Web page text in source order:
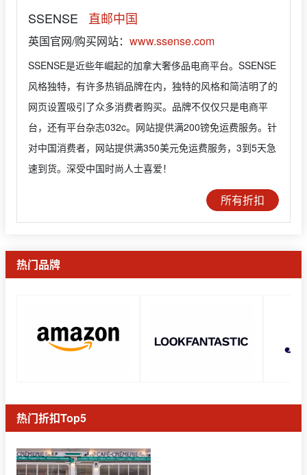
SSENSE 直邮中国
英国官网/购买网站： www.ssense.com
SSENSE是近些年崛起的加拿大奢侈品电商平台。SSENSE
风格独特，有许多热销品牌在内，独特的风格和简洁明了的
网页设置吸引了众多消费者购买。品牌不仅仅只是电商平
台，还有平台杂志032c。网站提供满200镑免运费服务。针
对中国消费者，网站提供满350美元免运费服务，3到5天急
速到货。深受中国时尚人士喜爱！
所有折扣
热门品牌
热门折扣Top5